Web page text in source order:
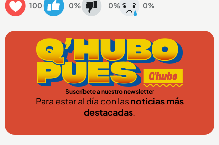
100 0% 0% 0%
Suscríbete a nuestro newsletter
Para estar al día con lasnoticias más
destacadas